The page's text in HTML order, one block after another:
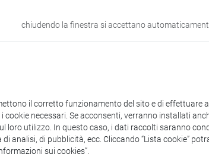
chiudendo la finestra si accettano
il corretto funzionamento del sito e di effettuare
necessari. Se acconsenti, verranno installati
utilizzo. In questo caso, i dati raccolti saranno
analisi, di pubblicità, ecc. Cliccando “Lista cookie”
sui cookies”.